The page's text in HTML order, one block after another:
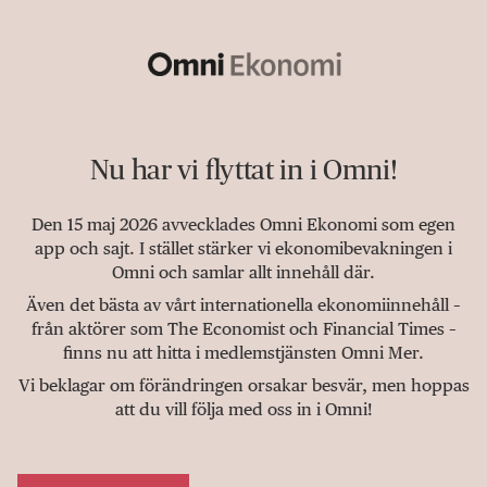
Nu har vi flyttat in i Omni!
Den 15 maj 2026 avvecklades Omni Ekonomi som egen
app och sajt. I stället stärker vi ekonomibevakningen i
Omni och samlar allt innehåll där.
Även det bästa av vårt internationella ekonomiinnehåll –
från aktörer som The Economist och Financial Times –
finns nu att hitta i medlemstjänsten Omni Mer.
Vi beklagar om förändringen orsakar besvär, men hoppas
att du vill följa med oss in i Omni!